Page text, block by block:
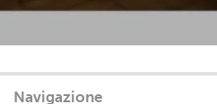
Navigazione